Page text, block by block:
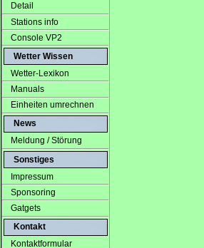
Detail
Stations info
Console VP2
Wetter Wissen
Wetter-Lexikon
Manuals
Einheiten umrechnen
News
Meldung / Störung
Sonstiges
Impressum
Sponsoring
Gatgets
Kontakt
Kontaktformular